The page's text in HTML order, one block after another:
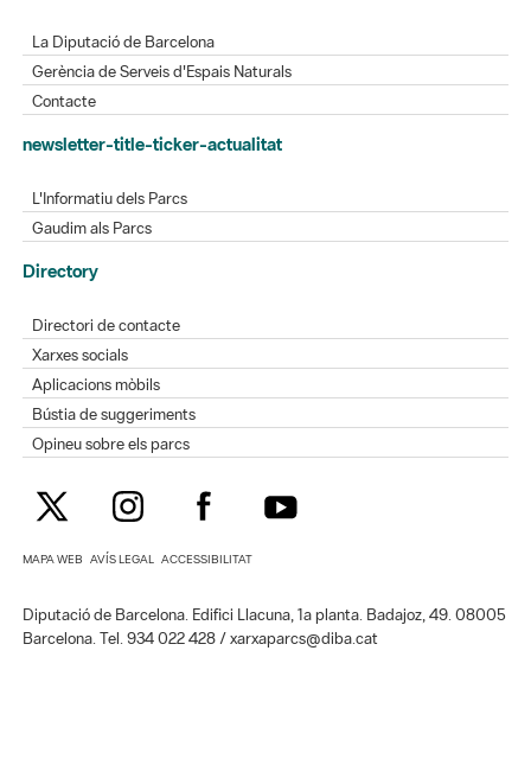
La Diputació de Barcelona
Gerència de Serveis d'Espais Naturals
Contacte
newsletter-title-ticker-actualitat
L'Informatiu dels Parcs
Gaudim als Parcs
Directory
Directori de contacte
Xarxes socials
Aplicacions mòbils
Bústia de suggeriments
Opineu sobre els parcs
MAPA WEB AVÍS LEGAL ACCESSIBILITAT
Diputació de Barcelona. Edifici Llacuna, 1a planta. Badajoz, 49. 08005
Barcelona. Tel. 934 022 428 / xarxaparcs@diba.cat